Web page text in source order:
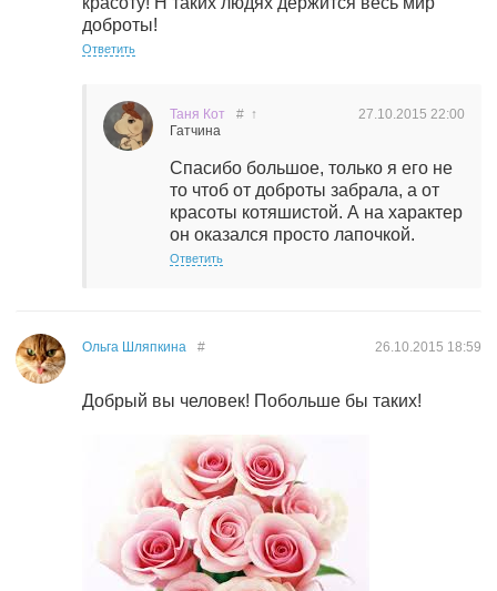
доброты!
Ответить
Таня Кот
Гатчина
27.10.2015 22:00
# ↑
Спасибо большое, только я его не
то чтоб от доброты забрала, а от
красоты котяшистой. А на характер
он оказался просто лапочкой.
Ответить
Ольга Шляпкина 26.10.2015 18:59
#
Добрый вы человек! Побольше бы таких!